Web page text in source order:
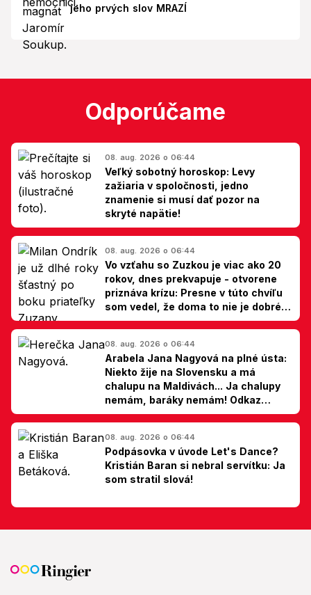
jeho prvých slov MRAZÍ
Odporúčame
08. aug. 2026 o 06:44
Veľký sobotný horoskop: Levy
zažiaria v spoločnosti, jedno
znamenie si musí dať pozor na
skryté napätie!
08. aug. 2026 o 06:44
Vo vzťahu so Zuzkou je viac ako 20
rokov, dnes prekvapuje - otvorene
priznáva krízu: Presne v túto chvíľu
som vedel, že doma to nie je dobré,
hovorí Milan Ondrík
08. aug. 2026 o 06:44
Arabela Jana Nagyová na plné ústa:
Niekto žije na Slovensku a má
chalupu na Maldivách... Ja chalupy
nemám, baráky nemám! Odkaz
Slovákom
08. aug. 2026 o 06:44
Podpásovka v úvode Let's Dance?
Kristián Baran si nebral servítku: Ja
som stratil slová!